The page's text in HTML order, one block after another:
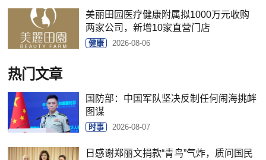
美丽田园医疗健康附属拟1000万元收购
两家公司，新增10家直营门店
健康 2026-08-06
热门文章
国防部：中国军队坚决反制任何闹海挑衅
图谋
时事 2026-08-07
日感谢郑丽文捐款“青鸟”气炸，质问国民